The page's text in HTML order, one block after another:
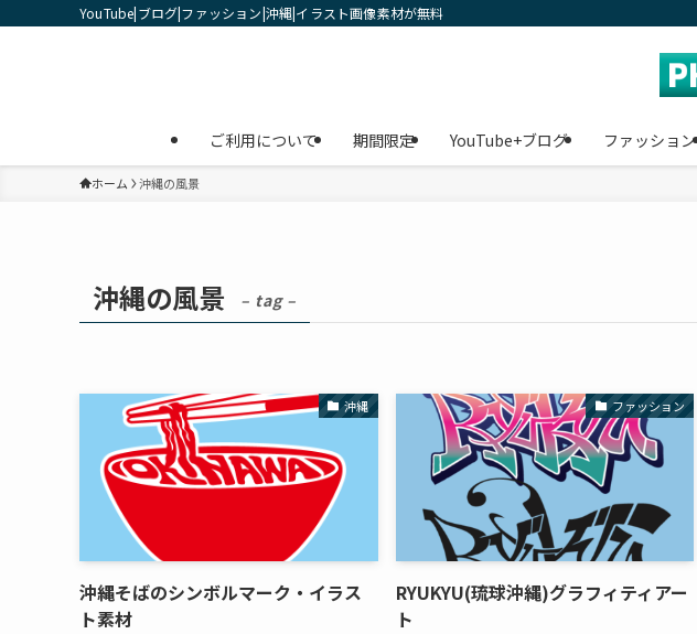
YouTube|ブログ|ファッション|沖縄|イラスト画像素材が無料
ご利用について 期間限定 YouTube+ブログ ファッション
ホーム 沖縄の風景
沖縄の風景 – tag –
沖縄
沖縄そばのシンボルマーク・イラス
ト素材
ファッション
RYUKYU(琉球沖縄)グラフィティアー
ト